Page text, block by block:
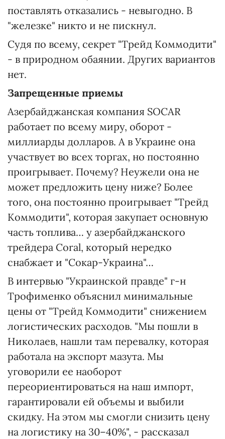
поставлять отказались - невыгодно. В
"железке" никто и не пискнул.
Судя по всему, секрет "Трейд Коммодити"
- в природном обаянии. Других вариантов
нет.
Запрещенные приемы
Азербайджанская компания SOCAR
работает по всему миру, оборот -
миллиарды долларов. А в Украине она
участвует во всех торгах, но постоянно
проигрывает. Почему? Неужели она не
может предложить цену ниже? Более
того, она постоянно проигрывает "Трейд
Коммодити", которая закупает основную
часть топлива… у азербайджанского
трейдера Coral, который нередко
снабжает и "Сокар-Украина"…
В интервью "Украинской правде" г-н
Трофименко объяснил минимальные
цены от "Трейд Коммодити" снижением
логистических расходов. "Мы пошли в
Николаев, нашли там перевалку, которая
работала на экспорт мазута. Мы
уговорили ее наоборот
переориентироваться на наш импорт,
гарантировали ей объемы и выбили
скидку. На этом мы смогли снизить цену
на логистику на 30–40%", - рассказал